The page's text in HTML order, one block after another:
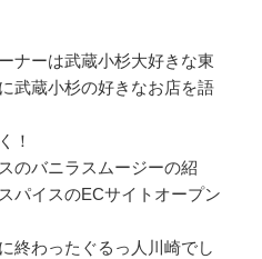
ナーは武蔵小杉大好きな東
武蔵小杉の好きなお店を語
！
のバニラスムージーの紹
パイスのECサイトオープン
終わったぐるっ人川崎でし